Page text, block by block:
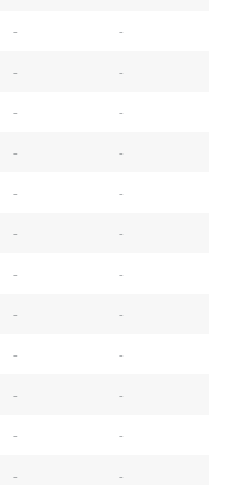
-
-
-
-
-
-
-
-
-
-
-
-
-
-
-
-
-
-
-
-
-
-
-
-